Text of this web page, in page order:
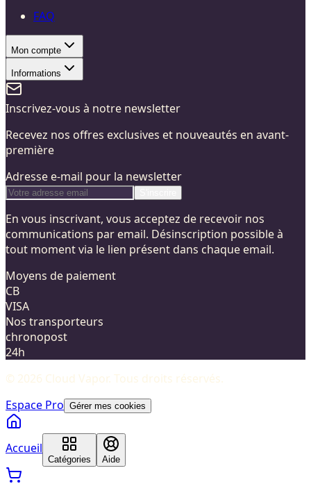
FAQ
Mon compte
Informations
Inscrivez-vous à notre newsletter
Recevez nos offres exclusives et nouveautés en avant-
première
Adresse e-mail pour la newsletter
En vous inscrivant, vous acceptez de recevoir nos
communications par email. Désinscription possible à
tout moment via le lien présent dans chaque email.
Moyens de paiement
CB
VISA
Nos transporteurs
chronopost
24h
© 2026 Cloud Vapor. Tous droits réservés.
Espace Pro Gérer mes cookies
Accueil
Catégories Aide